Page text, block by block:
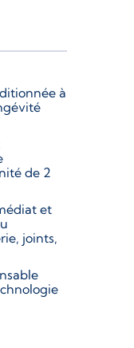
à
de 2
et
joints,